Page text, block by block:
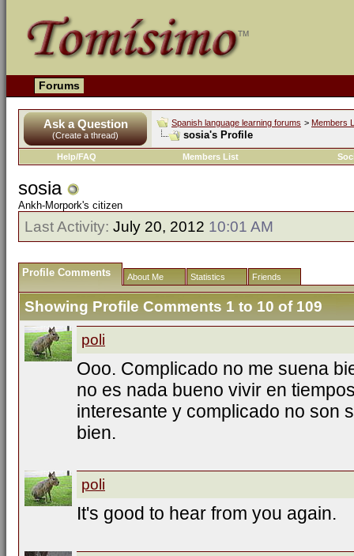
Forums
Ask a Question
(Create a thread)
Spanish language learning forums > Members
sosia's Profile
Help/FAQ Members List
sosia
Ankh-Morpork's citizen
Last Activity: July 20, 2012 10:01 AM
Profile Comments About Me Statistics Friends
Showing Profile Comments 1 to 10of 109
poli
Ooo. Complicado no me suena
no es nada bueno vivir en
interesante y complicado no son
bien.
poli
It's good to hear from you again.